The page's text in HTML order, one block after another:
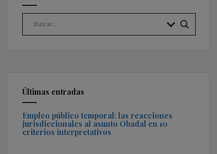
Últimas entradas
Empleo público temporal: las reacciones
jurisdiccionales al asunto Obadal en 10
criterios interpretativos